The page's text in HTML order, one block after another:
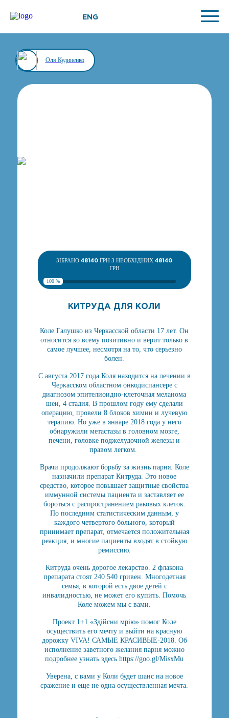
ENG
Оля Кудиненко
ЗІБРАНО48140 ГРН З НЕОБХІДНИХ48140
ГРН
100 %
КИТРУДА ДЛЯ КОЛИ
Коле Галушко из Черкасской области 17 лет. Он
относится ко всему позитивно и верит только в
самое лучшее, несмотря на то, что серьезно
болен.
С августа 2017 года Коля находится на лечении в
Черкасском областном онкодиспансере с
диагнозом эпителиоидно-клеточная меланома
шеи, 4 стадия. В прошлом году ему сделали
операцию, провели 8 блоков химии и лучевую
терапию. Но уже в январе 2018 года у него
обнаружили метастазы в головном мозге,
печени, головке поджелудочной железы и
правом легком.
Врачи продолжают борьбу за жизнь парня. Коле
назначили препарат Китруда. Это новое
средство, которое повышает защитные свойства
иммунной системы пациента и заставляет ее
бороться с распространением раковых клеток.
По последним статистическим данным, у
каждого четвертого больного, который
принимает препарат, отмечается положительная
реакция, и многие пациенты входят в стойкую
ремиссию.
Китруда очень дорогое лекарство. 2 флакона
препарата стоят 240 540 гривен. Многодетная
семья, в которой есть двое детей с
инвалидностью, не может его купить. Помочь
Коле можем мы с вами.
Проект 1+1 «Здійсни мрію» помог Коле
осуществить его мечту и выйти на красную
дорожку VIVA! САМЫЕ КРАСИВЫЕ-2018. Об
исполнение заветного желания парня можно
подробнее узнать здесь https://goo.gl/MisxMu
Уверена, с вами у Коли будет шанс на новое
сражение и еще не одна осуществленная мечта.